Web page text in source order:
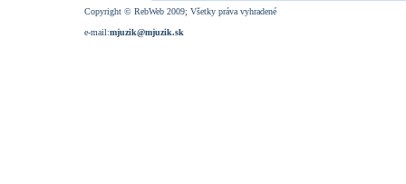
Copyright © RebWeb 2009; Všetky práva vyhradené
e-mail:mjuzik@mjuzik.sk